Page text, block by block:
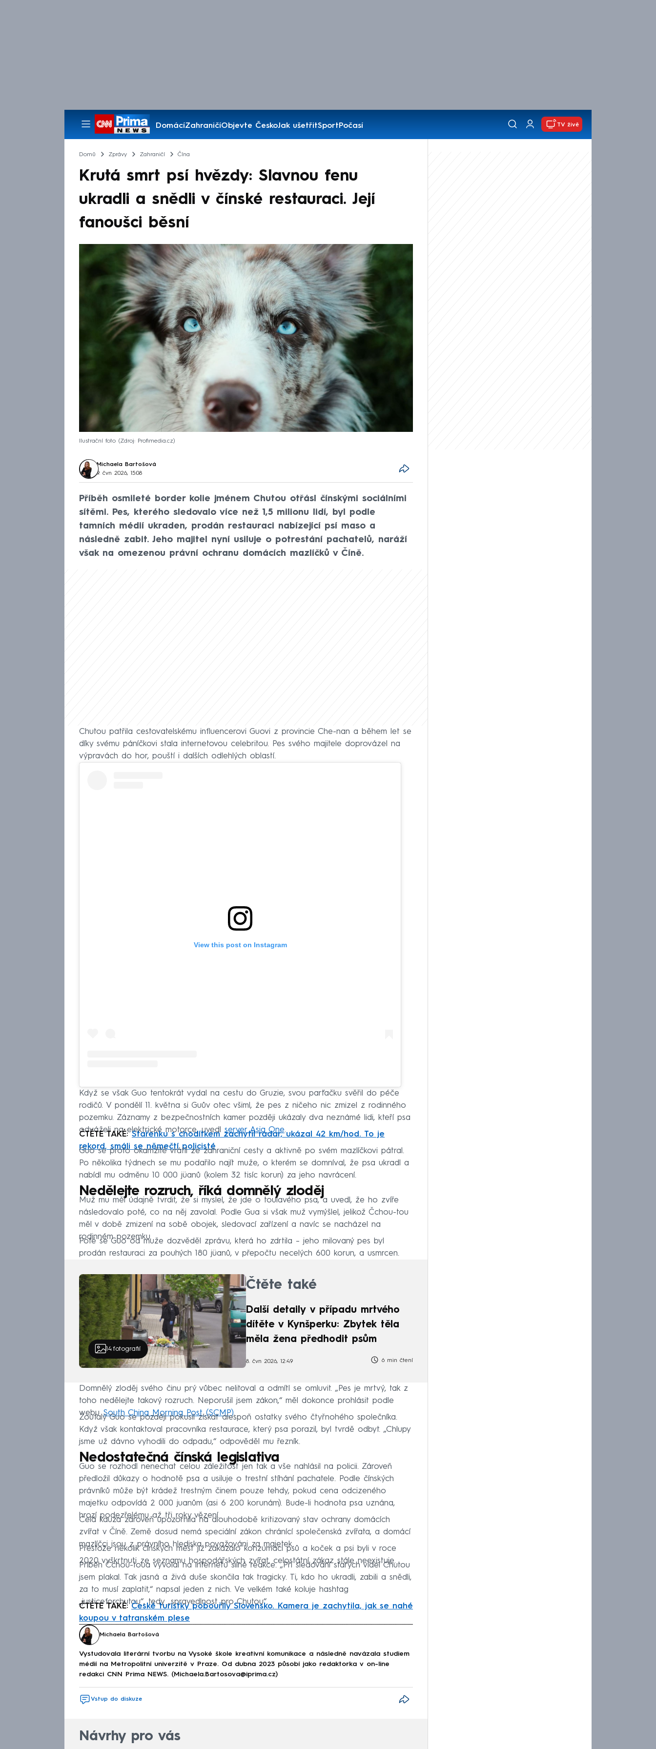
DomácíZahraničíObjevte ČeskoJak ušetřitSportPočasí
Pořady
TV živě
Domů Zprávy Zahraničí Čína
Krutá smrt psí hvězdy: Slavnou fenu
ukradli a snědli v čínské restauraci. Její
fanoušci běsní
Ilustrační foto Zdroj: Profimedia.cz
Michaela Bartošová
9. čvn 2026, 15:08
Příběh osmileté border kolie jménem Chutou otřásl čínskými sociálními
sítěmi. Pes, kterého sledovalo více než 1,5 milionu lidí, byl podle
tamních médií ukraden, prodán restauraci nabízející psí maso a
následně zabit. Jeho majitel nyní usiluje o potrestání pachatelů, naráží
však na omezenou právní ochranu domácích mazlíčků v Číně.
Chutou patřila cestovatelskému influencerovi Guovi z provincie Che-nan a během let se
díky svému páníčkovi stala internetovou celebritou. Pes svého majitele doprovázel na
výpravách do hor, pouští i dalších odlehlých oblastí.
View this post on Instagram
Když se však Guo tentokrát vydal na cestu do Gruzie, svou parťačku svěřil do péče
rodičů. V pondělí 11. května si Guův otec všiml, že pes z ničeho nic zmizel z rodinného
pozemku. Záznamy z bezpečnostních kamer později ukázaly dva neznámé lidi, kteří psa
odváželi na elektrické motorce, uvedl server Asia One.
ČTĚTE TAKÉ:Stařenku s chodítkem zachytil radar, ukázal 42 km/hod. To je
rekord, smáli se němečtí policisté
Guo se proto okamžitě vrátil ze zahraniční cesty a aktivně po svém mazlíčkovi pátral.
Po několika týdnech se mu podařilo najít muže, o kterém se domníval, že psa ukradl a
nabídl mu odměnu 10 000 jüanů (kolem 32 tisíc korun) za jeho navrácení.
Nedělejte rozruch, říká domnělý zloděj
Muž mu měl údajně tvrdit, že si myslel, že jde o toulavého psa, a uvedl, že ho zvíře
následovalo poté, co na něj zavolal. Podle Gua si však muž vymýšlel, jelikož Čchou-tou
měl v době zmizení na sobě obojek, sledovací zařízení a navíc se nacházel na
rodinném pozemku.
Poté se Guo od muže dozvěděl zprávu, která ho zdrtila – jeho milovaný pes byl
prodán restauraci za pouhých 180 jüanů, v přepočtu necelých 600 korun, a usmrcen.
14 fotografií
Čtěte také
Další detaily v případu mrtvého
dítěte v Kynšperku: Zbytek těla
měla žena předhodit psům
8. čvn 2026, 12:49 6 min čtení
Domnělý zloděj svého činu prý vůbec nelitoval a odmítl se omluvit. „Pes je mrtvý, tak z
toho nedělejte takový rozruch. Neporušil jsem zákon,“ měl dokonce prohlásit podle
webuSouth China Morning Post (SCMP).
Zoufalý Guo se později pokusil získat alespoň ostatky svého čtyřnohého společníka.
Když však kontaktoval pracovníka restaurace, který psa porazil, byl tvrdě odbyt. „Chlupy
jsme už dávno vyhodili do odpadu,“ odpověděl mu řezník.
Nedostatečná čínská legislativa
Guo se rozhodl nenechat celou záležitost jen tak a vše nahlásil na policii. Zároveň
předložil důkazy o hodnotě psa a usiluje o trestní stíhání pachatele. Podle čínských
právníků může být krádež trestným činem pouze tehdy, pokud cena odcizeného
majetku odpovídá 2 000 juanům (asi 6 200 korunám). Bude-li hodnota psa uznána,
hrozí podezřelému až tři roky vězení.
Celá kauza zároveň upozornila na dlouhodobě kritizovaný stav ochrany domácích
zvířat v Číně. Země dosud nemá speciální zákon chránící společenská zvířata, a domácí
mazlíčci jsou z právního hlediska považováni za majetek.
Přestože několik čínských měst již zakázalo konzumaci psů a koček a psi byli v roce
2020 vyškrtnuti ze seznamu hospodářských zvířat, celostátní zákaz stále neexistuje.
Příběh Čchou-toua vyvolal na internetu silné reakce. „Při sledování starých videí Chutou
jsem plakal. Tak jasná a živá duše skončila tak tragicky. Ti, kdo ho ukradli, zabili a snědli,
za to musí zaplatit,“ napsal jeden z nich. Ve velkém také koluje hashtag
„justiceforchutou“, tedy „spravedlnost pro Chutou“.
ČTĚTE TAKÉ:České turistky pobouřily Slovensko. Kamera je zachytila, jak se nahé
koupou v tatranském plese
Michaela Bartošová
Vystudovala literární tvorbu na Vysoké škole kreativní komunikace a následně navázala studiem
médií na Metropolitní univerzitě v Praze. Od dubna 2023 působí jako redaktorka v on-line
redakci CNN Prima NEWS. (Michaela.Bartosova@iprima.cz)
Vstup do diskuze
Návrhy pro vás